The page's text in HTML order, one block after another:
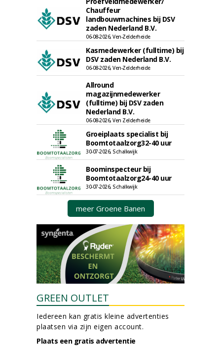
Chauffeur
landbouwmachines bij DSV
zaden Nederland B.V.
06-08-2026, Ven-Zelderheide
Kasmedewerker (fulltime) bij
DSV zaden Nederland B.V.
06-08-2026, Ven-Zelderheide
Allround
magazijnmedewerker
(fulltime) bij DSV zaden
Nederland B.V.
06-08-2026, Ven Zelderheide
Groeiplaats specialist bij
Boomtotaalzorg32-40 uur
30-07-2026, Schalkwijk
Boominspecteur bij
Boomtotaalzorg24-40 uur
30-07-2026, Schalkwijk
meer Groene Banen
GREEN OUTLET
Iedereen kan gratis kleine advertenties
plaatsen via zijn eigen account.
Plaats een gratis advertentie